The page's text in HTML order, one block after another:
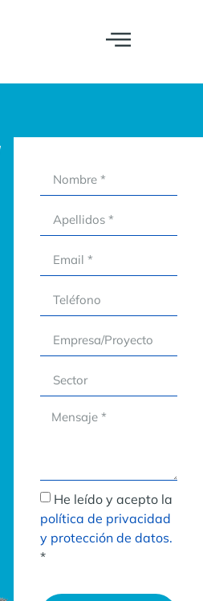
He leído y acepto la
política de privacidad
y protección de datos.
*